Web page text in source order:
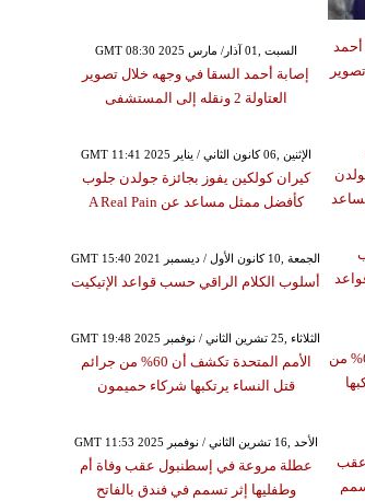
GMT 08:30 2025 السبت ,01 آذار/ مارس
إصابة أحمد السقا في وجهه خلال تصوير
العتاولة 2 ونقله إلى المستشفى
GMT 11:41 2025 الإثنين ,06 كانون الثاني / يناير
كيران كولكين يفوز بجائزة جولدن جلوب
كأفضل ممثل مساعد عن A Real Pain
GMT 15:40 2021 الجمعة ,10 كانون الأول / ديسمبر
أسلوب الكلام الراقي حسب قواعد الإتيكيت
GMT 19:48 2025 الثلاثاء ,25 تشرين الثاني / نوفمبر
الأمم المتحدة تكشف أن 60% من جرائم
قتل النساء يرتكبها شركاء حميمون
GMT 11:53 2025 الأحد ,16 تشرين الثاني / نوفمبر
عطلة مروعة في إسطنبول عقب وفاة أم
وطفليها إثر تسمم في فندق بالفاتح